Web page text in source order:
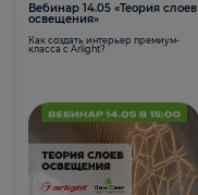
Вебинар 14.05 «Теория слоев
освещения»
Как создать интерьер премиум-
класса с Arlight?